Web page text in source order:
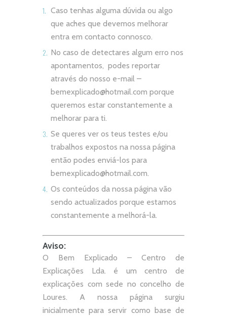
Caso tenhas alguma dúvida ou algo
que aches que devemos melhorar
entra em contacto connosco.
No caso de detectares algum erro nos
apontamentos, podes reportar
através do nosso e-mail –
bemexplicado@hotmail.com porque
queremos estar constantemente a
melhorar para ti.
Se queres ver os teus testes e/ou
trabalhos expostos na nossa página
então podes enviá-los para
bemexplicado@hotmail.com.
Os conteúdos da nossa página vão
sendo actualizados porque estamos
constantemente a melhorá-la.
Aviso:
O Bem Explicado – Centro de
Explicações Lda. é um centro de
explicações com sede no concelho de
Loures. A nossa página surgiu
inicialmente para servir como base de